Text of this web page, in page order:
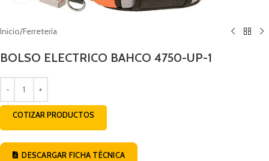
Inicio/Ferretería
BOLSO ELECTRICO BAHCO 4750-UP-1
COTIZAR PRODUCTOS
DESCARGAR FICHA TÉCNICA